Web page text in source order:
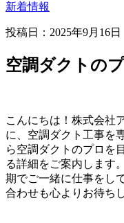
新着情報
投稿日：2025年9月16日
空調ダクトの
こんにちは！株式会社
に、空調ダクト工事を
ら空調ダクトのプロを
る詳細をご案内します
期でご一緒に仕事をし
合わせも心よりお待ち